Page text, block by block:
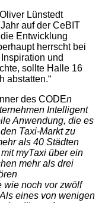
Lünstedt
auf der CeBIT
Entwicklung
herrscht bei
und
sollte Halle 16
abstatten.“
des CODEn
Intelligent
Anwendung, die es
Taxi-Markt zu
als 40 Städten
myTaxi über ein
mehr als drei
wie noch vor zwölf
eines von wenigen